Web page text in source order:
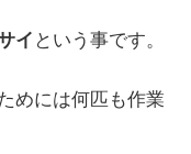
イ という事です。
めには何匹も作業